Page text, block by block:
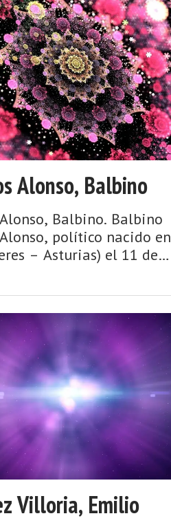
Alonso, Balbino
Balbino. Balbino
político nacido en
– Asturias) el 11 de
V (1999-20 ...
Villoria, Emilio